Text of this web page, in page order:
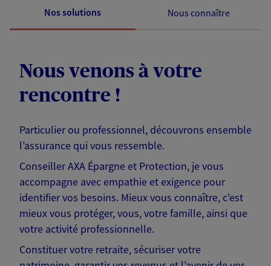
Nos solutions Nous connaître
Nous venons à votre
rencontre !
Particulier ou professionnel, découvrons ensemble
l’assurance qui vous ressemble.
Conseiller AXA Épargne et Protection, je vous
accompagne avec empathie et exigence pour
identifier vos besoins. Mieux vous connaître, c'est
mieux vous protéger, vous, votre famille, ainsi que
votre activité professionnelle.
Constituer votre retraite, sécuriser votre